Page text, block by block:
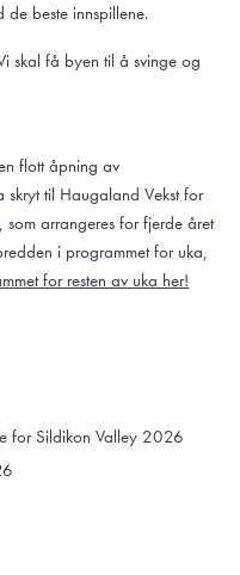
beste innspillene.
skal få byen til å svinge og
flott åpning av
skryt til Haugaland Vekst for
som arrangeres for fjerde året
i programmet for uka,
for resten av uka her!
for Sildikon Valley 2026